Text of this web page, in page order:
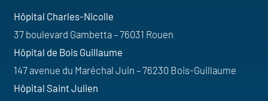
Hôpital Charles-Nicolle
37 boulevard Gambetta – 76031 Rouen
Hôpital de Bois Guillaume
147 avenue du Maréchal Juin – 76230 Bois-Guillaume
Hôpital Saint Julien